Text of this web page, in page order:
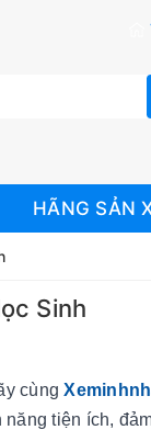
HÃNG SẢN
Sinh
cùng
tiện ích,